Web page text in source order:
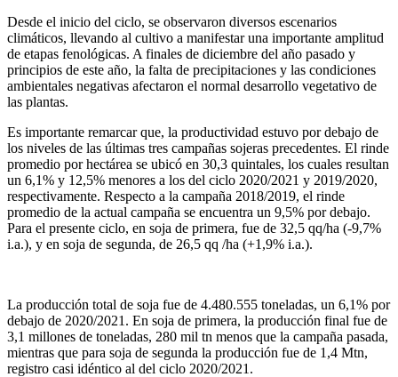
Desde el inicio del ciclo, se observaron diversos escenarios
climáticos, llevando al cultivo a manifestar una importante amplitud
de etapas fenológicas. A finales de diciembre del año pasado y
principios de este año, la falta de precipitaciones y las condiciones
ambientales negativas afectaron el normal desarrollo vegetativo de
las plantas.
Es importante remarcar que, la productividad estuvo por debajo de
los niveles de las últimas tres campañas sojeras precedentes. El rinde
promedio por hectárea se ubicó en 30,3 quintales, los cuales resultan
un 6,1% y 12,5% menores a los del ciclo 2020/2021 y 2019/2020,
respectivamente. Respecto a la campaña 2018/2019, el rinde
promedio de la actual campaña se encuentra un 9,5% por debajo.
Para el presente ciclo, en soja de primera, fue de 32,5 qq/ha (-9,7%
i.a.), y en soja de segunda, de 26,5 qq /ha (+1,9% i.a.).
La producción total de soja fue de 4.480.555 toneladas, un 6,1% por
debajo de 2020/2021. En soja de primera, la producción final fue de
3,1 millones de toneladas, 280 mil tn menos que la campaña pasada,
mientras que para soja de segunda la producción fue de 1,4 Mtn,
registro casi idéntico al del ciclo 2020/2021.